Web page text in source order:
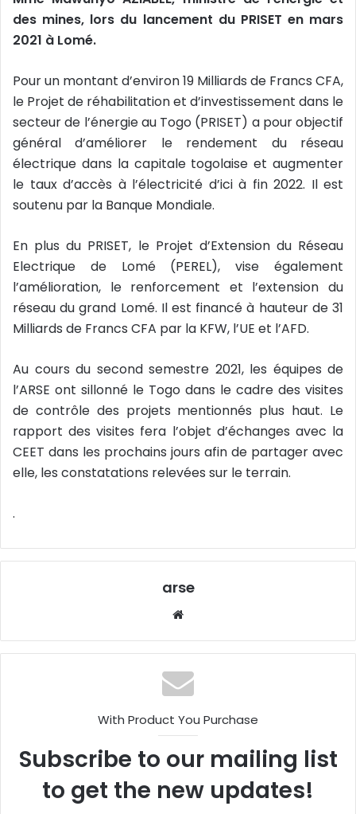
des mines, lors du lancement du PRISET en mars
2021 à Lomé.
Pour un montant d’environ 19 Milliards de Francs CFA,
le Projet de réhabilitation et d’investissement dans le
secteur de l’énergie au Togo (PRISET) a pour objectif
général d’améliorer le rendement du réseau
électrique dans la capitale togolaise et augmenter
le taux d’accès à l’électricité d’ici à fin 2022. Il est
soutenu par la Banque Mondiale.
En plus du PRISET, le Projet d’Extension du Réseau
Electrique de Lomé (PEREL), vise également
l’amélioration, le renforcement et l’extension du
réseau du grand Lomé. Il est financé à hauteur de 31
Milliards de Francs CFA par la KFW, l’UE et l’AFD.
Au cours du second semestre 2021, les équipes de
l’ARSE ont sillonné le Togo dans le cadre des visites
de contrôle des projets mentionnés plus haut. Le
rapport des visites fera l’objet d’échanges avec la
CEET dans les prochains jours afin de partager avec
elle, les constatations relevées sur le terrain.
.
arse
sit
e
With Product You Purchase
Subscribe to our mailing list
to get the new updates!